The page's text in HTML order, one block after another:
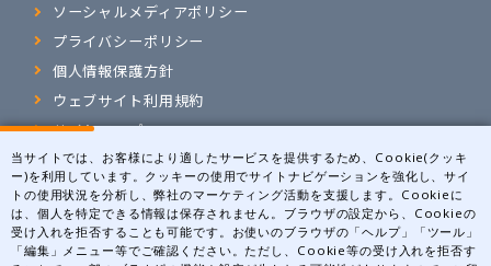
当サイトでは、お客様により適したサービスを提供するため、Cookie(クッキ
ー)を利用しています。クッキーの使用でサイトナビゲーションを強化し、サイ
トの使用状況を分析し、弊社のマーケティング活動を支援します。Cookieに
は、個人を特定できる情報は保存されません。ブラウザの設定から、Cookieの
受け入れを拒否することも可能です。お使いのブラウザの「ヘルプ」「ツール」
「編集」メニュー等でご確認ください。ただし、Cookie等の受け入れを拒否す
ソーシャルメディアポリシー
プライバシーポリシー
個人情報保護方針
ウェブサイト利用規約
サイトマップ
〒531-0071 大阪府大阪市北区中津1丁目5-22
アクセスマップ